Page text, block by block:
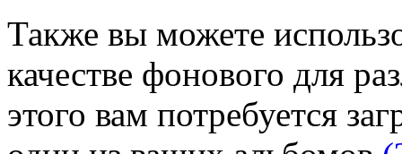
Также вы можете
качестве фонового для
этого вам потребуется